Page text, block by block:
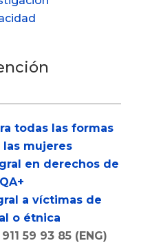
todas las formas
mujeres
en derechos de
a víctimas de
o étnica
59 93 85 (ENG)